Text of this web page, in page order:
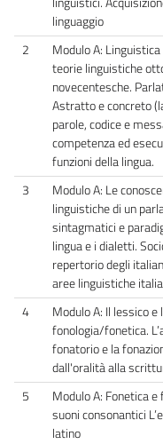
linguaggio
2
Modulo A:
teorie linguistiche
novecentesche.
Astratto e concreto
parole, codice e
competenza ed
funzioni della lingua.
3
Modulo A: Le
linguistiche di un
sintagmatici e
lingua e i dialetti.
repertorio degli
aree linguistiche
4
Modulo A: Il lessico e
fonologia/fonetica.
fonatorio e la
dall'oralità alla
5
Modulo A: Fonetica e
suoni consonantici
latino